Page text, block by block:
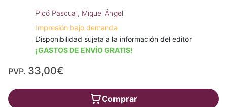
Picó Pascual, Miguel Ángel
Impresión bajo demanda
Disponibilidad sujeta a la información del editor
¡GASTOS DE ENVÍO GRATIS!
PVP. 33,00€
Comprar